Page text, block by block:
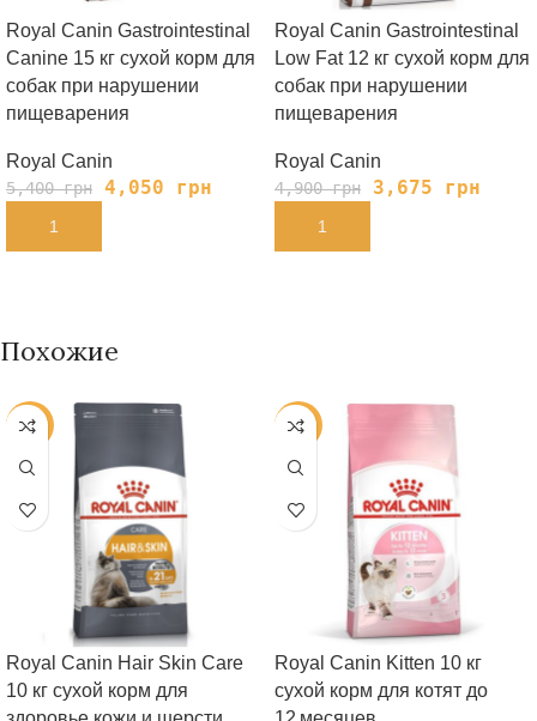
Royal Canin Gastrointestinal
Canine 15 кг сухой корм для
собак при нарушении
пищеварения
Royal Canin
5,400грн 4,050 грн
В КОРЗИНУ
Royal Canin Gastrointestinal
Low Fat 12 кг сухой корм для
собак при нарушении
пищеварения
Royal Canin
4,900грн 3,675 грн
В КОРЗИНУ
Похожие
-25%
Royal Canin Hair Skin Care
10 кг сухой корм для
-25%
Royal Canin Kitten 10 кг
сухой корм для котят до